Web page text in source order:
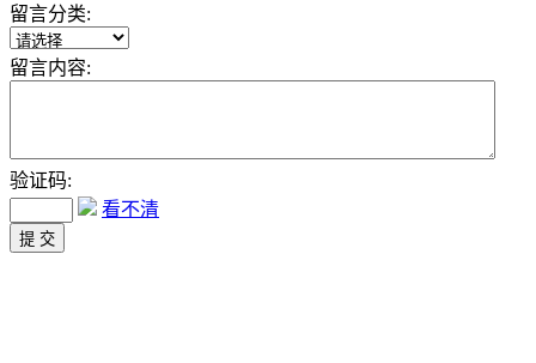
留言分类:
留言内容:
验证码:
看不清